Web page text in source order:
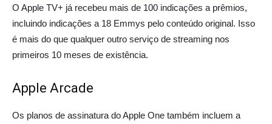
O Apple TV+ já recebeu mais de 100 indicações a prêmios,
incluindo indicações a 18 Emmys pelo conteúdo original. Isso
é mais do que qualquer outro serviço de streaming nos
primeiros 10 meses de existência.
Apple Arcade
Os planos de assinatura do Apple One também incluem a